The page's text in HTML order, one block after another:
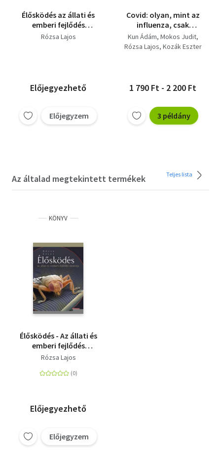
Élősködés az állati és
emberi fejlődés
motorja
Rózsa Lajos
Előjegyezhető
Előjegyzem
Covid: olyan, mint az
influenza, csak
halálosabb
Kun Ádám Mokos Judit
Rózsa Lajos Kozák Eszter
1 790 Ft - 2 200 Ft
3 példány
Az általad megtekintett termékek Teljes lista
KÖNYV
Élősködés - Az állati és
emberi fejlődés
motorja
Rózsa Lajos
Előjegyezhető
Előjegyzem